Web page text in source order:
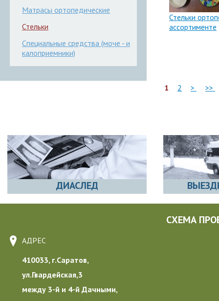
Стельки
ассортименте
1 2 > >>
Матрасы ортопедические
Стельки
Специальные средства (моче - и
калоприемники)
ДИАСЛЕД
АДРЕС
410033, г.Саратов,
ул.Гвардейская,3
между 3-й и 4-й Дачными,
СХЕМА